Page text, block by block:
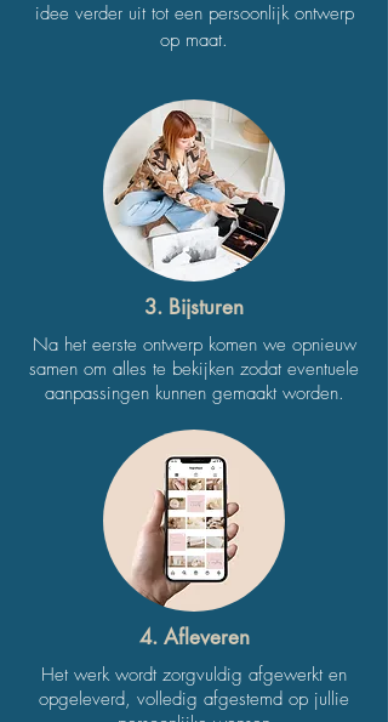
idee verder uit tot een persoonlijk ontwerp
op maat.
3. Bijsturen
Na het eerste ontwerp komen we opnieuw
samen om alles te bekijken zodat eventuele
aanpassingen kunnen gemaakt worden.
4. Afleveren
Het werk wordt zorgvuldig afgewerkt en
opgeleverd, volledig afgestemd op jullie